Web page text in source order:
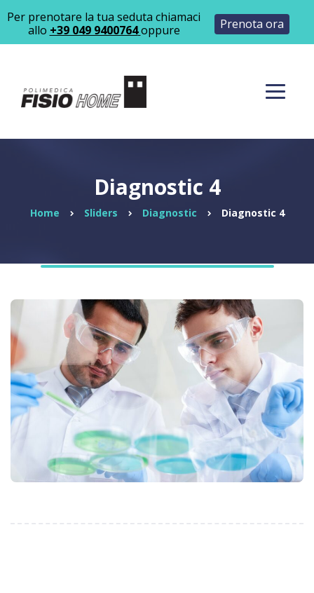
Diagnostic 4
Home Sliders Diagnostic Diagnostic 4
Per prenotare la tua seduta chiamaci
allo +39 049 9400764 oppure Prenota ora